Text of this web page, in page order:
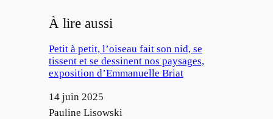
À lire aussi
Petit à petit, l’oiseau fait son nid, se
tissent et se dessinent nos paysages,
exposition d’Emmanuelle Briat
Date
14 juin 2025
Auteur
Pauline Lisowski